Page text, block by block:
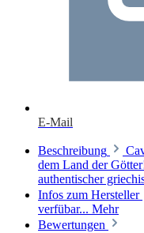
E-Mail
Beschreibung
dem Land der
authentischer
Infos zum Hersteller
verfübar... Mehr
Bewertungen